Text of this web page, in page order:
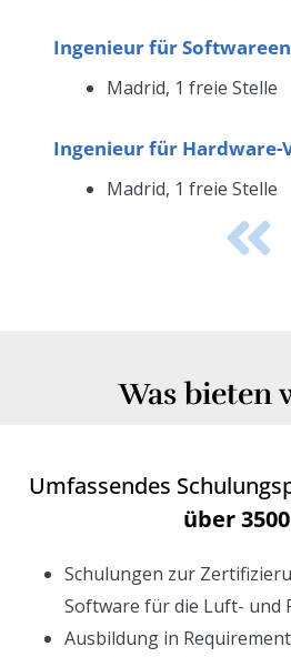
Ingenieur für
Madrid, 1 freie Stelle
Ingenieur für Hardware-
Madrid, 1 freie Stelle
Was bieten
Umfassendes
über
Schulungen zur
Software für die Luft- und
Ausbildung in